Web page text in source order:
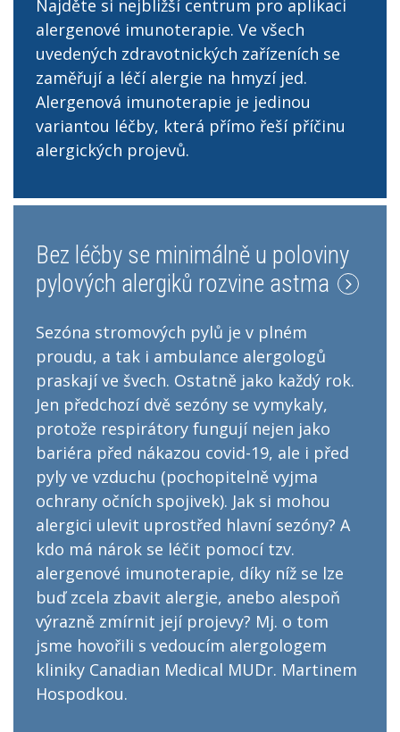
Najděte si nejbližší centrum pro aplikaci
alergenové imunoterapie. Ve všech
uvedených zdravotnických zařízeních se
zaměřují a léčí alergie na hmyzí jed.
Alergenová imunoterapie je jedinou
variantou léčby, která přímo řeší příčinu
alergických projevů.
Bez léčby se minimálně u poloviny
pylových alergiků rozvine astma
Sezóna stromových pylů je v plném
proudu, a tak i ambulance alergologů
praskají ve švech. Ostatně jako každý rok.
Jen předchozí dvě sezóny se vymykaly,
protože respirátory fungují nejen jako
bariéra před nákazou covid-19, ale i před
pyly ve vzduchu (pochopitelně vyjma
ochrany očních spojivek). Jak si mohou
alergici ulevit uprostřed hlavní sezóny? A
kdo má nárok se léčit pomocí tzv.
alergenové imunoterapie, díky níž se lze
buď zcela zbavit alergie, anebo alespoň
výrazně zmírnit její projevy? Mj. o tom
jsme hovořili s vedoucím alergologem
kliniky Canadian Medical MUDr. Martinem
Hospodkou.